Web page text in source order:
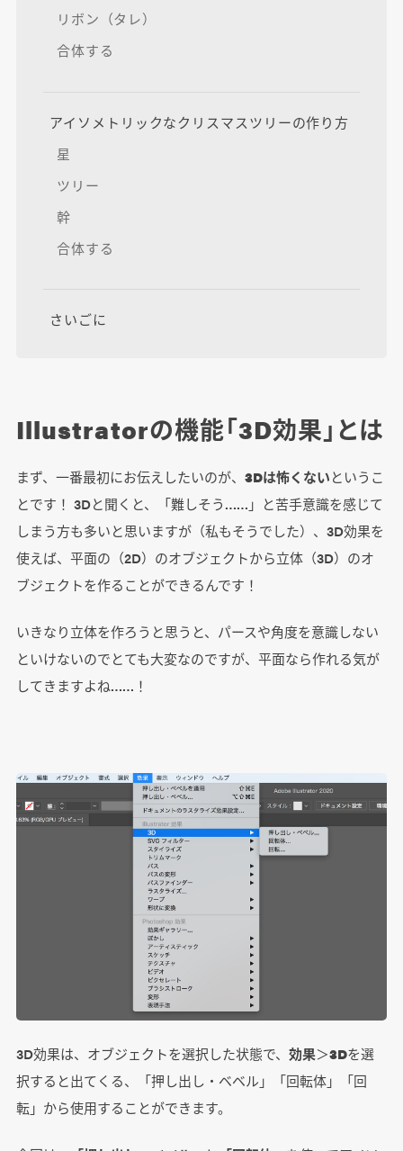
リボン（タレ）
合体する
アイソメトリックなクリスマスツリーの作り方
星
ツリー
幹
合体する
さいごに
Illustratorの機能「3D効果」とは
まず、一番最初にお伝えしたいのが、 3Dは怖くないというこ
とです！ 3Dと聞くと、「難しそう……」と苦手意識を感じて
しまう方も多いと思いますが（私もそうでした）、3D効果を
使えば、平面の（2D）のオブジェクトから立体（3D）のオ
ブジェクトを作ることができるんです！
いきなり立体を作ろうと思うと、パースや角度を意識しない
といけないのでとても大変なのですが、平面なら作れる気が
してきますよね……！
3D効果は、オブジェクトを選択した状態で、 効果＞3Dを選
択すると出てくる、「押し出し・ベベル」「回転体」「回
転」から使用することができます。